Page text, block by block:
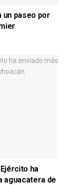
un paseo por
ha
aguacatera de